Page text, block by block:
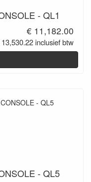
- QL1
€ 11,182.00
inclusief btw
- QL5